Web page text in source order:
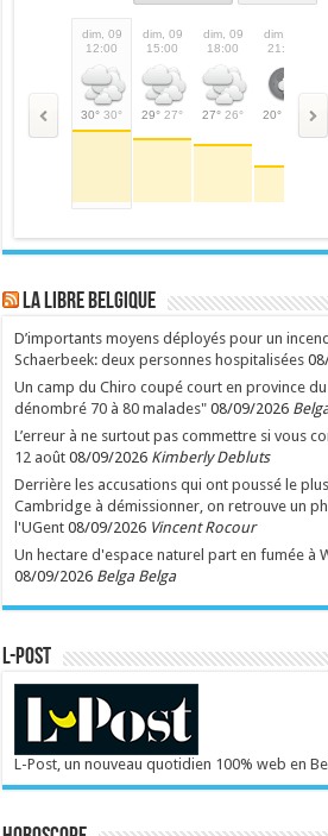
dim, 09
12:00
30° 30°
dim, 09
15:00
29° 27°
dim, 09
18:00
27° 26°
dim, 09
21:00
20°
LA Libre Belgique
D’importants moyens déployés pour un
Schaerbeek: deux personnes hospitalisées
Un camp du Chiro coupé court en province
dénombré 70 à 80 malades" 08/09/2026
L’erreur à ne surtout pas commettre si vous
12 août 08/09/2026 Kimberly Debluts
Derrière les accusations qui ont poussé le
Cambridge à démissionner, on retrouve un
l'UGent 08/09/2026 Vincent Rocour
Un hectare d'espace naturel part en fumée à
08/09/2026 Belga Belga
L-POST
L-Post, un nouveau quotidien 100% web en